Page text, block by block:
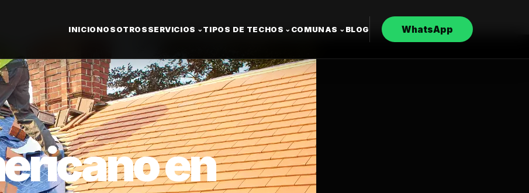
INICIONOSOTROSSERVICIOS ⌄ TIPOS DE TECHOS ⌄ COMUNAS ⌄ BLOG WhatsApp
en